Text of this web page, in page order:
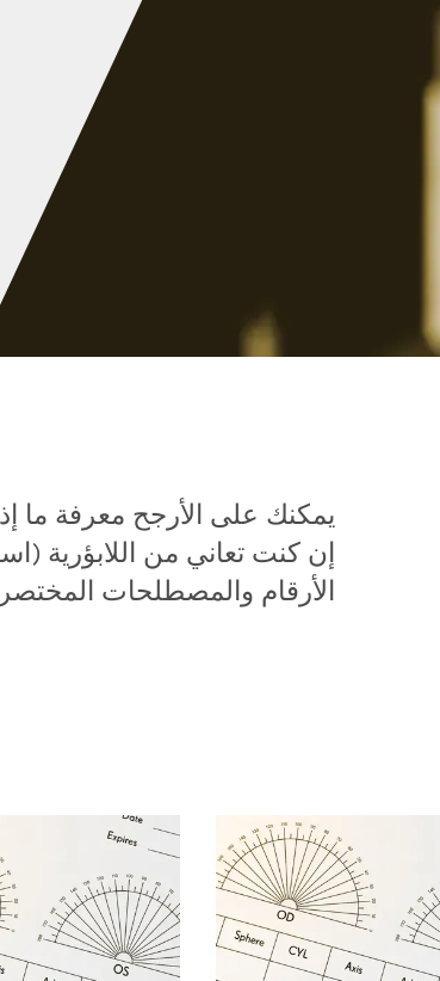
يمكنك على الأرجح معرفة ما
إن كنت تعاني من اللابؤرية
الأرقام والمصطلحات